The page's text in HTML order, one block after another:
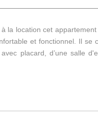
la location cet appartement
et fonctionnel. Il se
placard, d’une salle